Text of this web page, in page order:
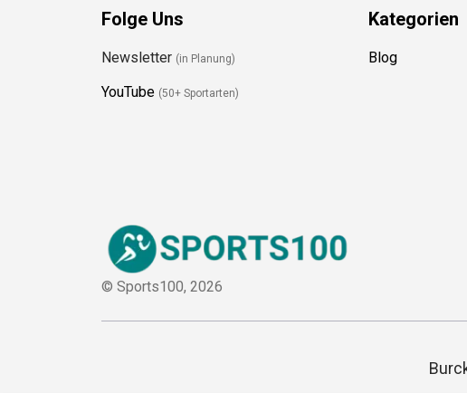
Folge Uns
Newsletter(in Planung)
YouTube (50+ Sportarten)
Kategorien
Blog
© Sports100, 2026